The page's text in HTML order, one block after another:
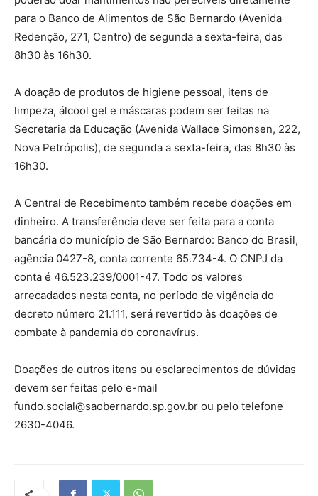
para o Banco de Alimentos de São Bernardo (Avenida
Redenção, 271, Centro) de segunda a sexta-feira, das
8h30 às 16h30.
A doação de produtos de higiene pessoal, itens de
limpeza, álcool gel e máscaras podem ser feitas na
Secretaria da Educação (Avenida Wallace Simonsen, 222,
Nova Petrópolis), de segunda a sexta-feira, das 8h30 às
16h30.
A Central de Recebimento também recebe doações em
dinheiro. A transferência deve ser feita para a conta
bancária do município de São Bernardo: Banco do Brasil,
agência 0427-8, conta corrente 65.734-4. O CNPJ da
conta é 46.523.239/0001-47. Todo os valores
arrecadados nesta conta, no período de vigência do
decreto número 21.111, será revertido às doações de
combate à pandemia do coronavírus.
Doações de outros itens ou esclarecimentos de dúvidas
devem ser feitas pelo e-mail
fundo.social@saobernardo.sp.gov.br ou pelo telefone
2630-4046.